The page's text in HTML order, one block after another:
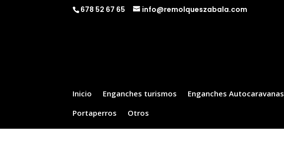
678 52 67 65 info@remolqueszabala.com
Inicio Enganches turismos Enganches Autocaravanas
Portaperros
Otros